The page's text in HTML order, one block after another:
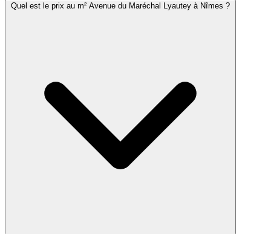
Quel est le prix au m² Avenue du Maréchal Lyautey à Nîmes ?